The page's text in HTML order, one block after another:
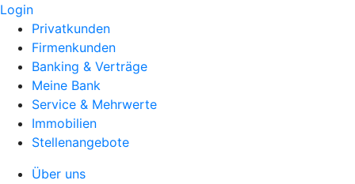
Login
Privatkunden
Firmenkunden
Banking & Verträge
Meine Bank
Service & Mehrwerte
Immobilien
Stellenangebote
Über uns